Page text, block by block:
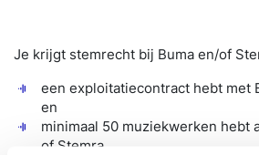
Je krijgt stemrecht bij Buma en/of
een exploitatiecontract hebt met
en
minimaal 50 muziekwerken hebt
of Stemra